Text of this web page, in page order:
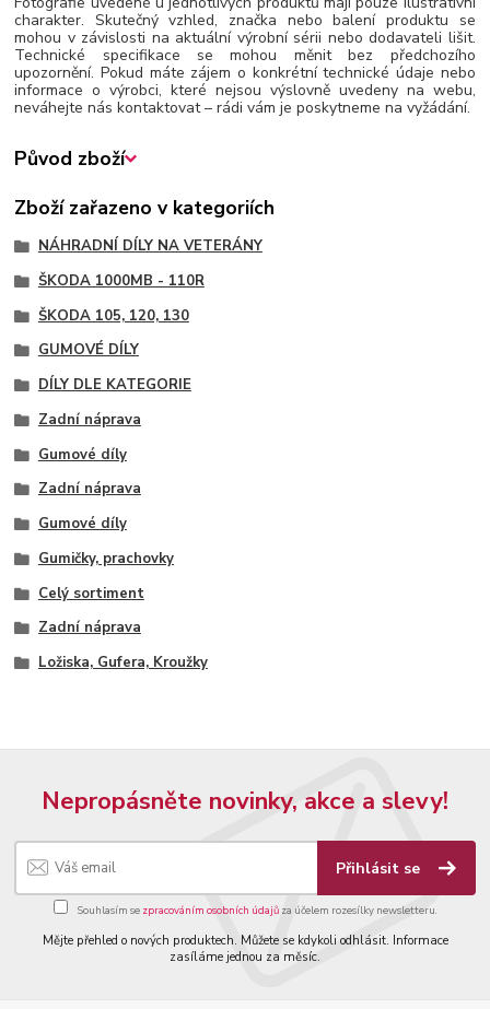
charakter. Skutečný vzhled, značka nebo balení produktu se
mohou v závislosti na aktuální výrobní sérii nebo dodavateli lišit.
Technické specifikace se mohou měnit bez předchozího
upozornění. Pokud máte zájem o konkrétní technické údaje nebo
informace o výrobci, které nejsou výslovně uvedeny na webu,
neváhejte nás kontaktovat – rádi vám je poskytneme na vyžádání.
Původ zboží
Zboží zařazeno v kategoriích
NÁHRADNÍ DÍLY NA VETERÁNY
ŠKODA 1000MB - 110R
ŠKODA 105, 120, 130
GUMOVÉ DÍLY
DÍLY DLE KATEGORIE
Zadní náprava
Gumové díly
Zadní náprava
Gumové díly
Gumičky, prachovky
Celý sortiment
Zadní náprava
Ložiska, Gufera, Kroužky
Nepropásněte novinky, akce a slevy!
Přihlásit se
Souhlasím se zpracováním osobních údajůza účelem rozesílky newsletteru.
Mějte přehled o nových produktech. Můžete se kdykoli odhlásit. Informace
zasíláme jednou za měsíc.